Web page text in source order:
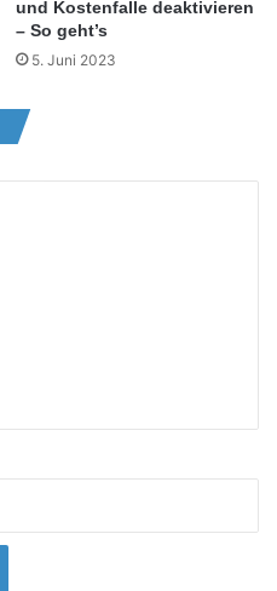
und Kostenfalle deaktivieren
– So geht’s
5. Juni 2023